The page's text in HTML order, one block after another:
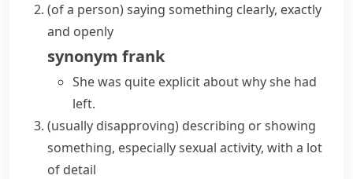
(of a person)saying something clearly, exactly
and openly
synonym frank
She was quite explicit about why she had
left.
(usually disapproving) describing or showing
something, especially sexual activity, with a lot
of detail